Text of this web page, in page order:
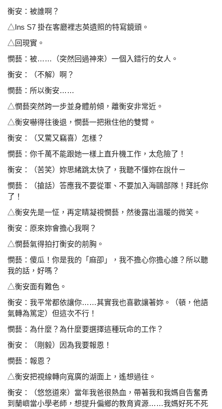
衡安：被誰啊？
△Ins S7 掛在客廳裡志英遺照的特寫鏡頭。
△回現實。
憫藝：被……（突然回過神來）一個入錯行的女人。
衡安：（不解）啊？
憫藝：所以衡安……
△憫藝突然跨一步並身體前傾，離衡安非常近。
△衡安嚇得往後退，憫藝一把揪住他的雙臂。
衡安：（又驚又竊喜）怎樣？
憫藝：你千萬不能跟她一樣上直升機工作，太危險了！
衡安：（苦笑）妳思緒跳太快了，我聽不懂妳在說什－
憫藝：（搶話）答應我不要從軍、不要加入海鷗部隊！拜託你
了！
△衡安先是一怔，再定睛凝視憫藝，然後露出溫暖的微笑。
衡安：原來妳會擔心我啊？
△憫藝氣得拍打衡安的前胸。
憫藝：傻瓜！你是我的「麻卲」，我不擔心你擔心誰？所以聽
我的話，好嗎？
△衡安面有難色。
衡安：我平常都依讓你……其實我也喜歡讓著妳。（頓，他語
氣轉為篤定）但這次不行！
憫藝：為什麼？為什麼要選擇這種玩命的工作？
衡安：（剛毅）因為我要報恩！
憫藝：報恩？
△衡安把視線轉向寬廣的湖面上，遙想過往。
衡安：（悠悠道來）當年我爸很熱血，帶著我和我媽自告奮勇
到蘭嶼當小學老師，想提升偏鄉的教育資源……我媽好死不死